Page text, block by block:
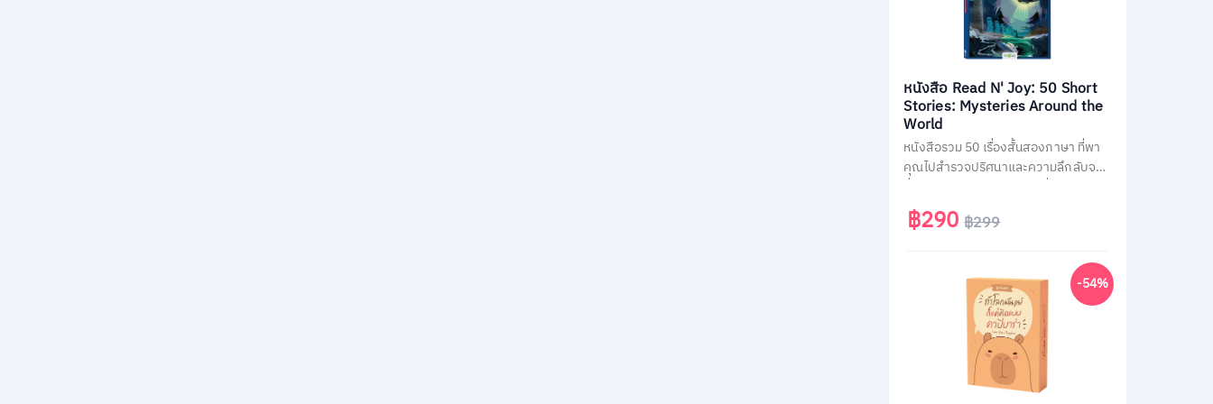
หนังสือ Read N' Joy: 50 Short
Stories: Mysteries Around the
World
หนังสือรวม 50 เรื่องสั้นสองภาษา ที่พา
คุณไปสำรวจปริศนาและความลึกลับจาก
และสามเหลี่ยมเบอร์มิวด้า อ่านง่าย จบใน
หน้าเดียว พร้อม QR Code ฟังเสียง
1,500 คำ ช่วยพัฒนาทักษะอ่าน-ฟัง
ภาษาอังกฤษได้อย่างสนุกสนาน เหมาะ
สำหรับผู้ที่ชอบเรื่องลึกลับและต้องการ
ฝึกภาษาในเวลาเดียวกัน
฿290฿299
-54%